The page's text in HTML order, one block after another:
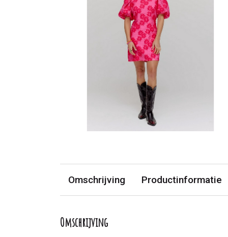
Omschrijving Productinformatie
Omschrijving